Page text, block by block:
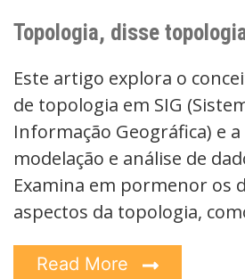
Topologia, disse
Este artigo explora o
de topologia em SIG
Informação Geográfica) e
modelação e análise de
Examina em pormenor os
aspectos da topologia,
Read More